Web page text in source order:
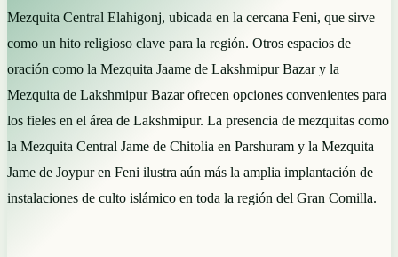
Mezquita Central Elahigonj, ubicada en la cercana Feni, que sirve
como un hito religioso clave para la región. Otros espacios de
oración como la Mezquita Jaame de Lakshmipur Bazar y la
Mezquita de Lakshmipur Bazar ofrecen opciones convenientes para
los fieles en el área de Lakshmipur. La presencia de mezquitas como
la Mezquita Central Jame de Chitolia en Parshuram y la Mezquita
Jame de Joypur en Feni ilustra aún más la amplia implantación de
instalaciones de culto islámico en toda la región del Gran Comilla.